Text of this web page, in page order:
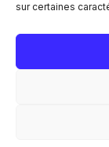
sur certaines
© 2026